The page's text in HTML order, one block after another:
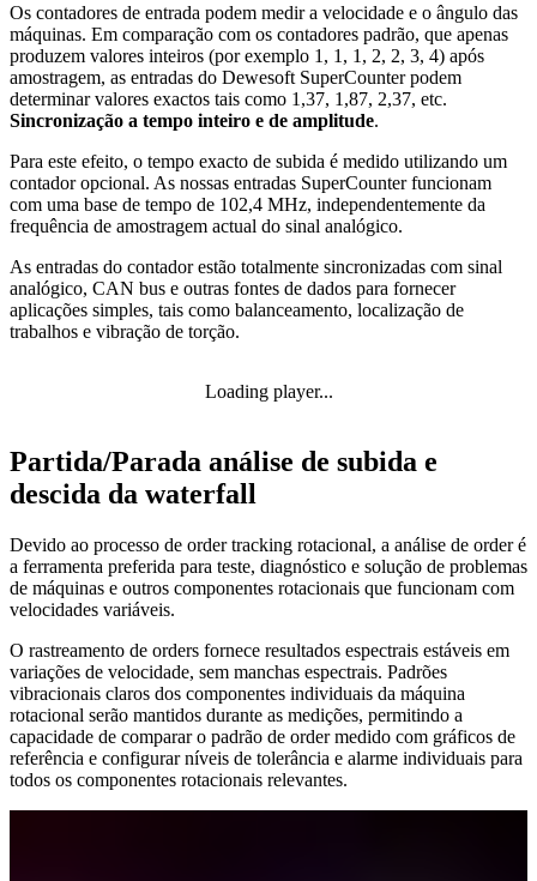
Os contadores de entrada podem medir a velocidade e o ângulo das
máquinas. Em comparação com os contadores padrão, que apenas
produzem valores inteiros (por exemplo 1, 1, 1, 2, 2, 3, 4) após
amostragem, as entradas do Dewesoft SuperCounter podem
determinar valores exactos tais como 1,37, 1,87, 2,37, etc.
Sincronização a tempo inteiro e de amplitude.
Para este efeito, o tempo exacto de subida é medido utilizando um
contador opcional. As nossas entradas SuperCounter funcionam
com uma base de tempo de 102,4 MHz, independentemente da
frequência de amostragem actual do sinal analógico.
As entradas do contador estão totalmente sincronizadas com sinal
analógico, CAN bus e outras fontes de dados para fornecer
aplicações simples, tais como balanceamento, localização de
trabalhos e vibração de torção.
Loading player...
Partida/Parada análise de subida e
descida da waterfall
Devido ao processo de order tracking rotacional, a análise de order é
a ferramenta preferida para teste, diagnóstico e solução de problemas
de máquinas e outros componentes rotacionais que funcionam com
velocidades variáveis.
O rastreamento de orders fornece resultados espectrais estáveis em
variações de velocidade, sem manchas espectrais. Padrões
vibracionais claros dos componentes individuais da máquina
rotacional serão mantidos durante as medições, permitindo a
capacidade de comparar o padrão de order medido com gráficos de
referência e configurar níveis de tolerância e alarme individuais para
todos os componentes rotacionais relevantes.